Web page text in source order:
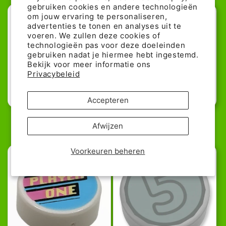
gebruiken cookies en andere technologieën
om jouw ervaring te personaliseren,
advertenties te tonen en analyses uit te
voeren. We zullen deze cookies of
technologieën pas voor deze doeleinden
gebruiken nadat je hiermee hebt ingestemd.
Bekijk voor meer informatie ons
Privacybeleid
Voorkeuren beheren
Accepteren
Afwijzen
LEGO Fliese 1x1 Rund - Stern
Aanbiedingsprijs
LEGO Fliese 1x1 rund - Kompass